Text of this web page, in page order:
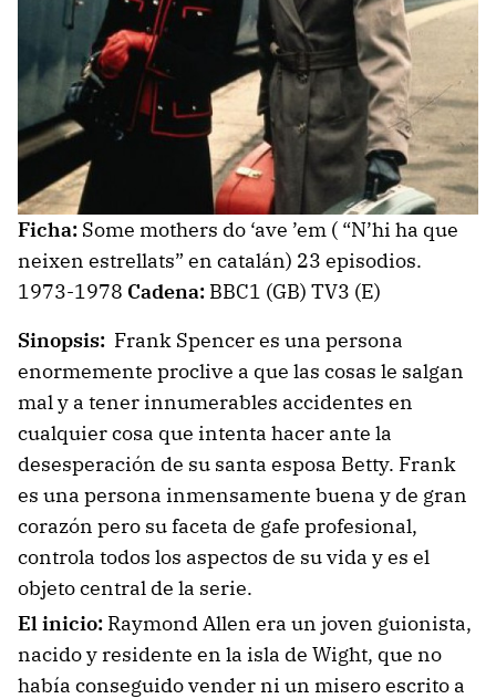
Ficha: Some mothers do ‘ave ’em ( “N’hi ha que
neixen estrellats” en catalán) 23 episodios.
1973-1978 Cadena: BBC1 (GB) TV3 (E)
Sinopsis: Frank Spencer es una persona
enormemente proclive a que las cosas le salgan
mal y a tener innumerables accidentes en
cualquier cosa que intenta hacer ante la
desesperación de su santa esposa Betty. Frank
es una persona inmensamente buena y de gran
corazón pero su faceta de gafe profesional,
controla todos los aspectos de su vida y es el
objeto central de la serie.
El inicio: Raymond Allen era un joven guionista,
nacido y residente en la isla de Wight, que no
había conseguido vender ni un misero escrito a